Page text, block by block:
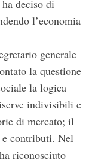
deciso di
l’economia
generale
la questione
la logica
indivisibili e
di mercato; il
e contributi. Nel
riconosciuto —